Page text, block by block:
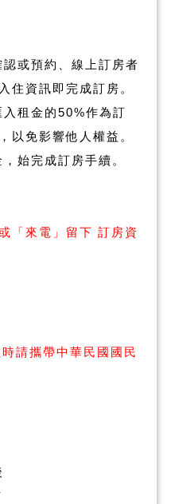
或預約、線上訂房者
住資訊即完成訂房。
租金的50%作為訂
以免影響他人權益 。
始完成訂房手續。
「來電」留下 訂房資
時請攜帶中華民國國民